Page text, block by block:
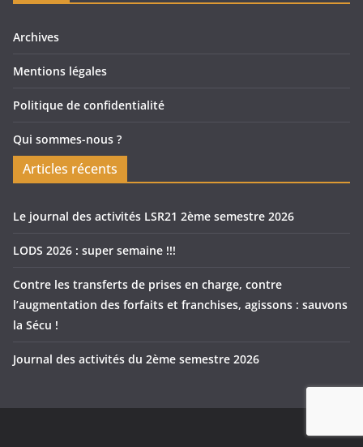
Archives
Mentions légales
Politique de confidentialité
Qui sommes-nous ?
Articles récents
Le journal des activités LSR21 2ème semestre 2026
LODS 2026 : super semaine !!!
Contre les transferts de prises en charge, contre
l’augmentation des forfaits et franchises, agissons : sauvons
la Sécu !
Journal des activités du 2ème semestre 2026